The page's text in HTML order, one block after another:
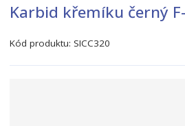
t
a
Karbid křemíku černý
Kód produktu: SICC320